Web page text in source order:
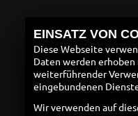
EINSATZ VON
Diese Webseite
Daten werden
weiterführender
eingebundenen
Wir verwenden auf